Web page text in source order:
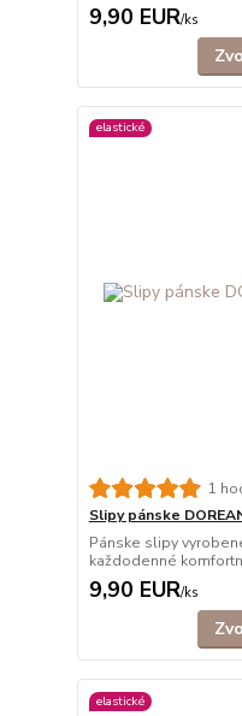
9,90 EUR/ks
elastické
1
Slipy pánske
Pánske slipy
každodenné
9,90 EUR/ks
elastické